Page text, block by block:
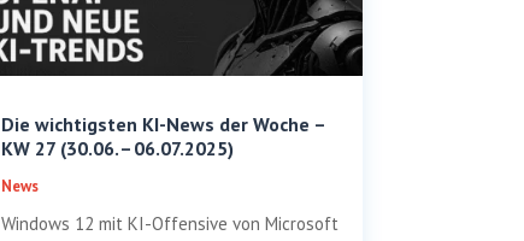
Die wichtigsten KI-News der Woche –
KW 27 (30.06. – 06.07.2025)
News
Windows 12 mit KI-Offensive von Microsoft